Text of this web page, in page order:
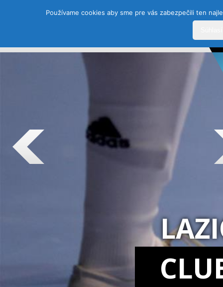
Používame cookies aby sme pre vás zabezpečili ten